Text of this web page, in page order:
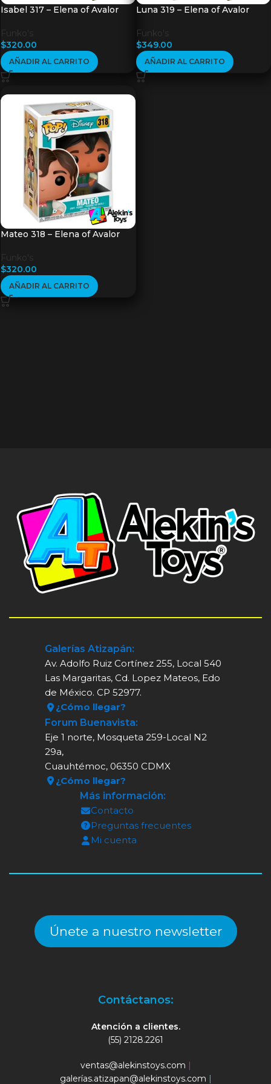
Isabel 317 – Elena of Avalor
Funko's
$320.00
AÑADIR AL CARRITO
Luna 319 – Elena of Avalor
Funko's
$349.00
AÑADIR AL CARRITO
Mateo 318 – Elena of Avalor
Funko's
$320.00
AÑADIR AL CARRITO
Galerías Atizapán:
Av. Adolfo Ruiz Cortínez 255, Local 540
Las Margaritas, Cd. Lopez Mateos, Edo
de México. CP 52977.
¿Cómo llegar?
Forum Buenavista:
Eje 1 norte, Mosqueta 259-Local N2
29a,
Cuauhtémoc, 06350 CDMX
¿Cómo llegar?
Más información:
Contacto
Preguntas frecuentes
Mi cuenta
Únete a nuestro newsletter
Contáctanos:
Atención a clientes.
(55) 2128.2261
ventas@alekinstoys.com |
galerías.atizapan@alekinstoys.com |